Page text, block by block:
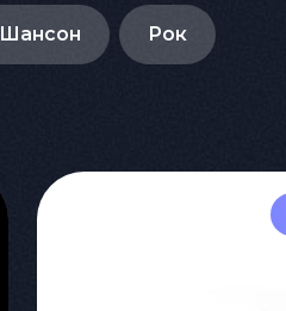
Шансон Рок